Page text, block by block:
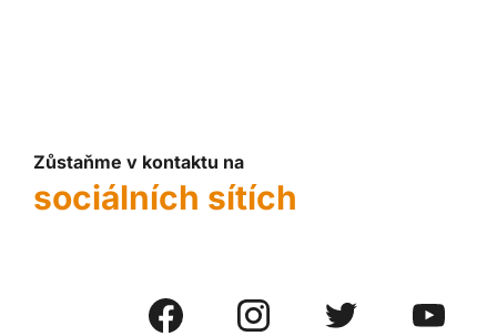
Zůstaňme v kontaktu na
sociálních sítích